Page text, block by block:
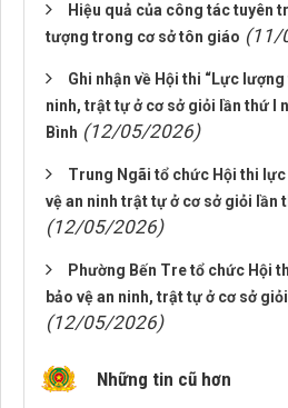
Hiệu quả của công tác tuyên
tượng trong cơ sở tôn giáo (11/
Ghi nhận về Hội thi “Lực
ninh, trật tự ở cơ sở giỏi lần thứ I
Bình (12/05/2026)
Trung Ngãi tổ chức Hội thi
vệ an ninh trật tự ở cơ sở giỏi lần
(12/05/2026)
Phường Bến Tre tổ chức Hội
bảo vệ an ninh, trật tự ở cơ sở
(12/05/2026)
Những tin cũ hơn